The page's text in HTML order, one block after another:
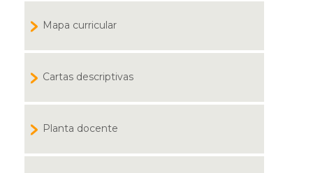
Mapa curricular
Cartas descriptivas
Planta docente